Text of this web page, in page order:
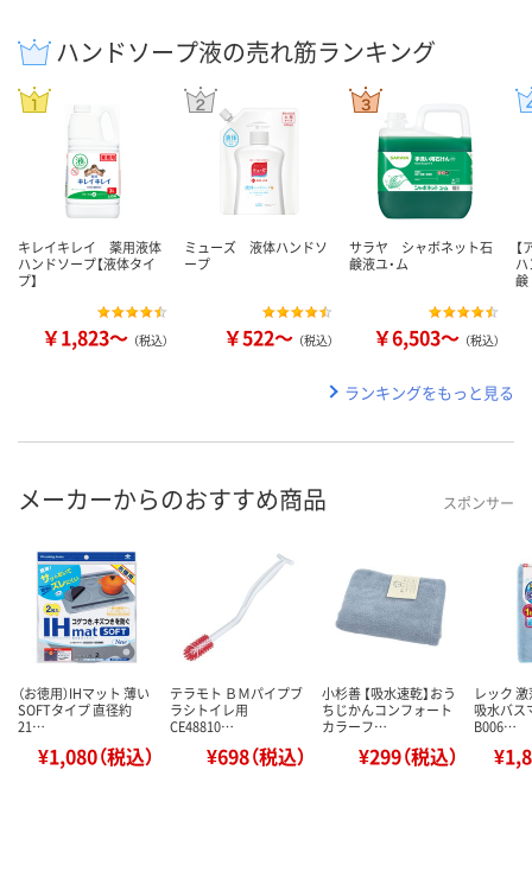
ハンドソープ液の売れ筋ランキング
キレイキレイ 薬用液体
ハンドソープ【液体タイ
プ】
￥1,823～ （税込）
ミューズ 液体ハンドソ
ープ
￥522～ （税込）
サラヤ シャボネット石
鹸液ユ・ム
￥6,503～ （税込）
ランキングをもっと見る
メーカーからのおすすめ商品 スポンサー
（お徳用）IHマット 薄い
SOFTタイプ 直径約
21…
¥1,080（税込）
テラモト ＢＭパイプブ
ラシトイレ用
CE48810…
¥698（税込）
小杉善 【吸水速乾】おう
ちじかんコンフォート
カラーフ…
¥299（税込）
レック
吸水バス
B006…